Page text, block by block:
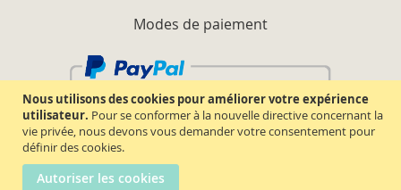
Nous utilisons des cookies pour améliorer votre expérience
utilisateur. Pour se conformer à la nouvelle directive concernant la
vie privée, nous devons vous demander votre consentement pour
définir des cookies.
Autoriser les cookies
Modes de paiement
Chimmy Churry TM. Tous droits réservés.